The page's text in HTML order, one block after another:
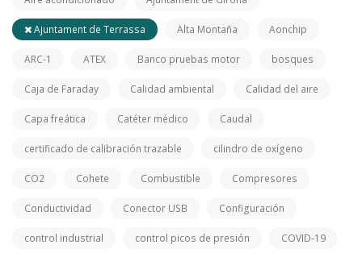
Ajuntament de Terrassa Alta Montaña Aonchip
ARC-1 ATEX Banco pruebas motor bosques
Caja de Faraday Calidad ambiental Calidad del aire
Capa freática Catéter médico Caudal
certificado de calibración trazable cilindro de oxígeno
CO2 Cohete Combustible Compresores
Conductividad Conector USB Configuración
control industrial control picos de presión COVID-19